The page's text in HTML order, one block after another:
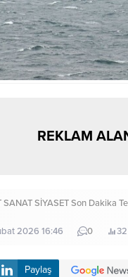
REKLAM
SANATSİYASETSon Dakika
2026 16:46 0 32
Paylaş